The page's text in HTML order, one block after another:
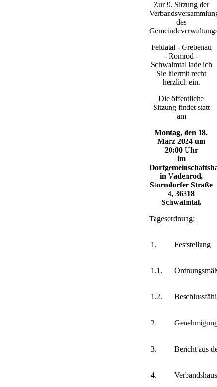
Zur 9. Sitzung der
des
Feldatal - Grebenau
- Romrod -
Schwalmtal lade ich
Sie hiermit recht
herzlich ein.
Die öffentliche
Sitzung findet statt
am
Montag, den 18.
März 2024 um
20:00 Uhr
im
in Vadenrod,
Storndorfer Straße
4, 36318
Schwalmtal.
Tagesordnung:
1. Feststellung
1.1.
1.2.
2.
3. Bericht aus
4.